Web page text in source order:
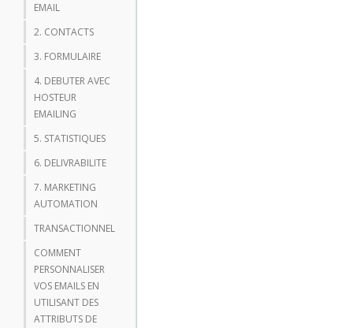
EMAIL
2. CONTACTS
3. FORMULAIRE
4. DEBUTER AVEC
HOSTEUR
EMAILING
5. STATISTIQUES
6. DELIVRABILITE
7. MARKETING
AUTOMATION
TRANSACTIONNEL
COMMENT
PERSONNALISER
VOS EMAILS EN
UTILISANT DES
ATTRIBUTS DE